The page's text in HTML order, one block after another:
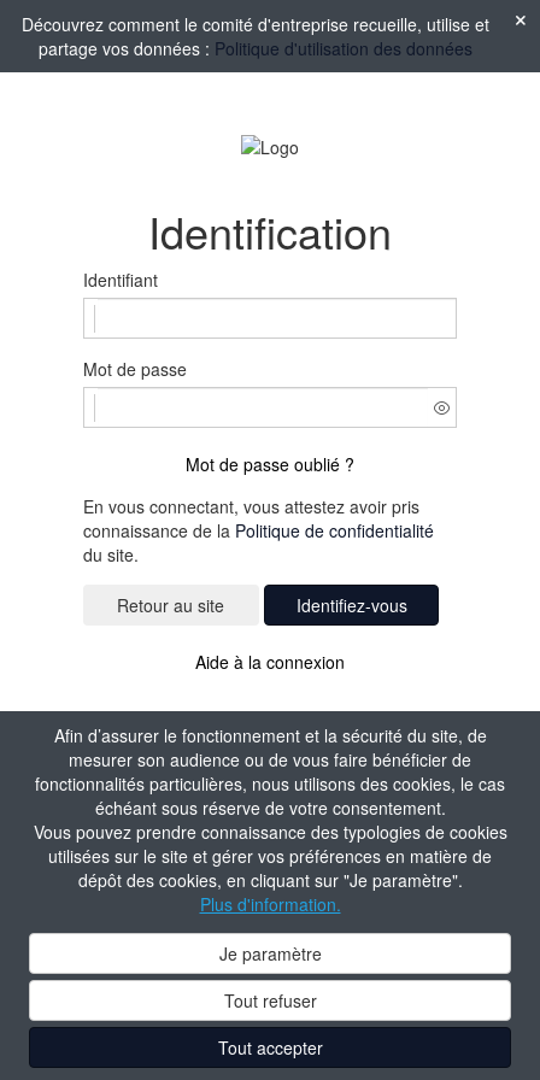
Afin d’assurer le fonctionnement et la sécurité du site, de
mesurer son audience ou de vous faire bénéficier de
fonctionnalités particulières, nous utilisons des cookies, le cas
échéant sous réserve de votre consentement.
Vous pouvez prendre connaissance des typologies de cookies
utilisées sur le site et gérer vos préférences en matière de
dépôt des cookies, en cliquant sur "Je paramètre".
Plus d'information.
Je paramètre
Tout refuser
Tout accepter
Découvrez comment le comité d'entreprise recueille, utilise et
partage vos données : Politique d'utilisation des données
Identification
Identifiant
Mot de passe
Mot de passe oublié ?
En vous connectant, vous attestez avoir pris
connaissance de la Politique de confidentialité
du site.
Identifiez-vous
Aide à la connexion